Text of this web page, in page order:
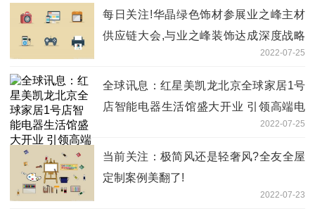
每日关注!华晶绿色饰材参展业之峰主材
供应链大会,与业之峰装饰达成深度战略
2022-07-25
全球讯息：红星美凯龙北京全球家居1号
店智能电器生活馆盛大开业 引领高端电
2022-07-25
当前关注：极简风还是轻奢风?全友全屋
定制案例美翻了!
2022-07-23